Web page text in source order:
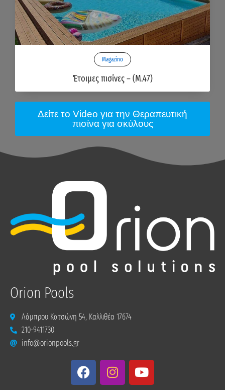
Magazino
Έτοιμες πισίνες – (M.47)
Δείτε το Video για την Θεραπευτική
πισίνα για σκύλους
Orion Pools
Λάμπρου Κατσώνη 54, Καλλιθέα 17674
210-9411730
info@orionpools.gr
F
a
I
n
Y
o